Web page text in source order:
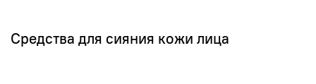
Средства для сияния кожи лица